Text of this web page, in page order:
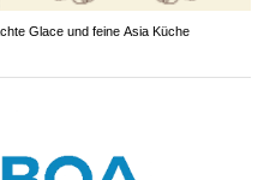
Glace und feine Asia Küche